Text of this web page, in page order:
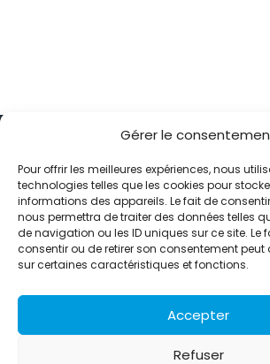
Gérer le
Pour offrir les meilleures expériences, nous
technologies telles que les cookies pour
informations des appareils. Le fait de
nous permettra de traiter des données telles
de navigation ou les ID uniques sur ce site. Le
consentir ou de retirer son consentement
sur certaines caractéristiques et fonctions.
Accepter
Refuser
Alternative Média est une agence de
relations publiques basée à Grenoble. Depuis
pilote des stratégies de visibilité en France
grâce à un réseau d’agences